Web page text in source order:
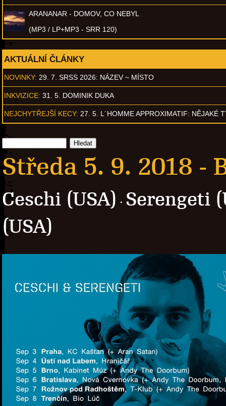
ARANANAR - DOMOV, CO NEBYL
(MP3 / LP+MP3 - SRR 120)
AKTUÁLNÍ ČLÁNKY
NOVINKY: 29. 7. SRSS 2026: NÁZEV ~ MÍSTO
INKVIZICE: 31. 5. DOMINIK DUKA
NEJCHYTŘEJŠÍ KECY: 27. 5. L´HOMME APPROXIMATIF: NĚJAKÉ
Středa 5. 9. 2018 -
Ceschi (USA) · Serengeti
(USA)